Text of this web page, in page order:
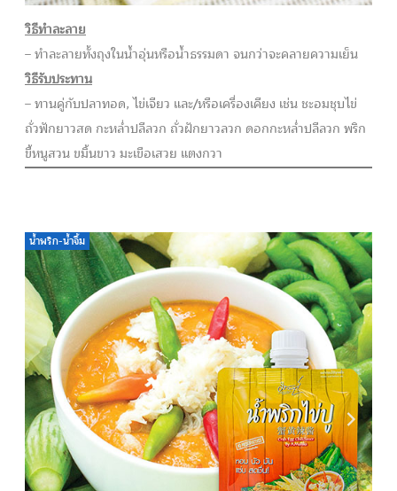
วิธีทำละลาย
– ทำละลายทั้งถุงในน้ำอุ่นหรือน้ำธรรมดา จนกว่าจะคลายความเย็น
วิธีรับประทาน
– ทานคู่กับปลาทอด, ไข่เจียว และ/หรือเครื่องเคียง เช่น ชะอมชุบไข่
ถั่วฟักยาวสด กะหล่ำปลีลวก ถั่วฝักยาวลวก ดอกกะหล่ำปลีลวก พริก
ขี้หนูสวน ขมิ้นขาว มะเขือเสวย แตงกวา
น้ำพริก-น้ำจิ้ม